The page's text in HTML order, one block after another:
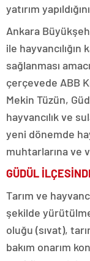
yatırım
Ankara
ile
sağlanması
çerçevede ABB
Mekin Tüzün,
hayvancılık ve
yeni dönemde
muhtarlarına ve
GÜDÜL
Tarım ve
şekilde
oluğu (sıvat),
bakım onarım